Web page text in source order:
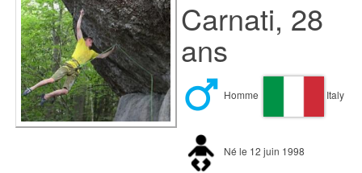
Carnati, 28
ans
Homme Italy
Né le 12 juin 1998